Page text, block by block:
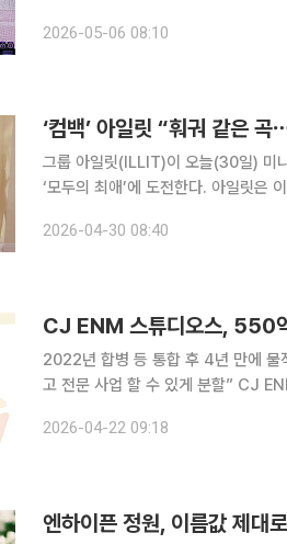
제로, 타이틀곡 ‘잇츠 미(It’s Me)’를
2026-05-06 08:10
‘컴백’ 아일릿 “훠궈 같은
그룹 아일릿(ILLIT)이 오늘(30일) 미
‘모두의 최애’에 도전한다. 아일릿은 이날 발매되는 ‘마밀라피나타파이’를 통해 미묘한 감정이 교차
이틀곡 ‘잇츠 미(It’s Me)’가 예고됐다.
2026-04-30 08:40
2022년 합병 등 통합 후 4년 만에 물
고 전문 사업 할 수 있게 분할” CJ ENM 스튜디오스(씨제이이엔엠스튜디오스)가 2022년 흡수합
‘선택과 집중’ 기조에 맞춰 비핵심 자
2026-04-22 09:18
엔하이픈 정원, 이름값 제대